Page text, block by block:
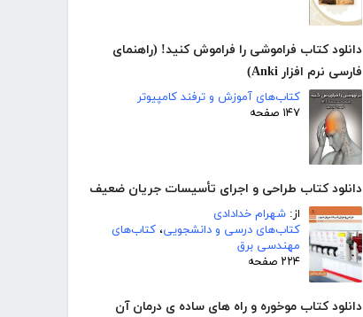
دانلود کتاب فراموشی را فراموش کنید! (راهنمای
فارسی نرم افزار Anki)
کتاب‌های آموزش و ترفند کامپیوتر
۱۴۷ صفحه
دانلود کتاب طراحی و اجرای تأسیسات جریان ضعیف
از: شهرام خدادادی
کتاب‌های درسی و دانشجویی، کتاب‌های
مهندسی برق
۲۲۴ صفحه
دانلود کتاب موخوره و راه های ساده ی درمان آن